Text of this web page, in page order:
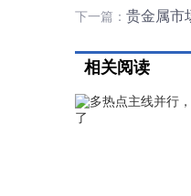
下一篇： 贵金属市
相关阅读